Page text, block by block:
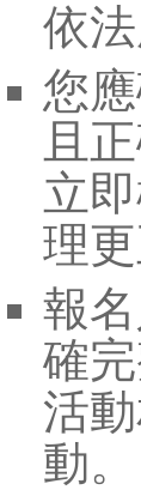
依
您
且
立
理更
報
確
活
動。